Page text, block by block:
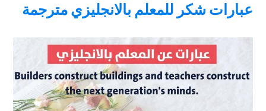
عبارات شكر للمعلم بالانجليزي مترجمة